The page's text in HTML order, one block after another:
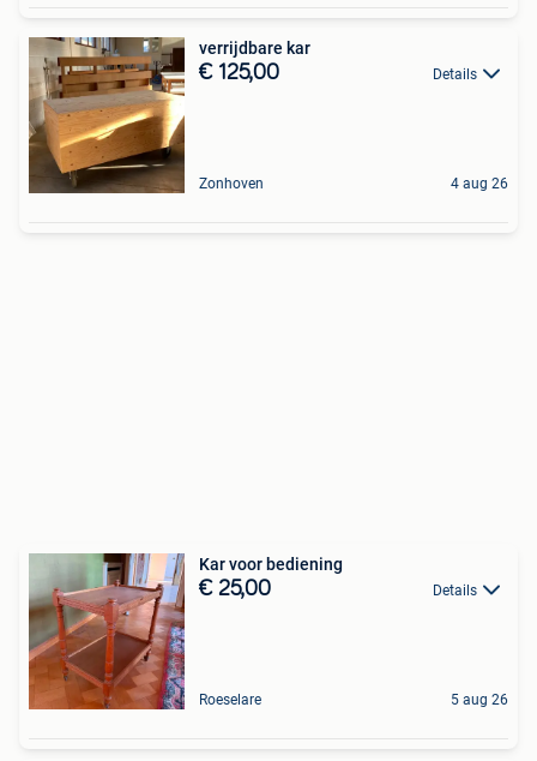
verrijdbare kar
€ 125,00 Details
Zonhoven 4 aug 26
Kar voor bediening
€ 25,00 Details
Roeselare 5 aug 26